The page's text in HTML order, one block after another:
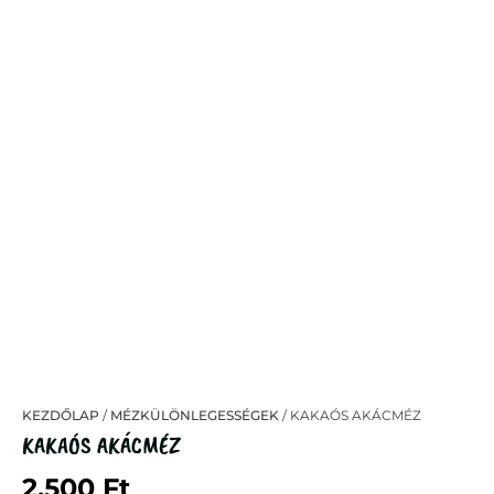
KEZDŐLAP / MÉZKÜLÖNLEGESSÉGEK / KAKAÓS AKÁCMÉZ
KAKAÓS AKÁCMÉZ